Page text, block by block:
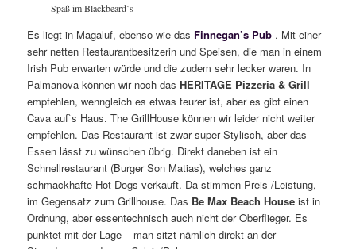
Spaß im Blackbeard`s
Es liegt in Magaluf, ebenso wie das Finnegan’s Pub . Mit einer
sehr netten Restaurantbesitzerin und Speisen, die man in einem
Irish Pub erwarten würde und die zudem sehr lecker waren. In
Palmanova können wir noch dasHERITAGE Pizzeria & Grill
empfehlen, wenngleich es etwas teurer ist, aber es gibt einen
Cava auf`s Haus. The GrillHouse können wir leider nicht weiter
empfehlen. Das Restaurant ist zwar super Stylisch, aber das
Essen lässt zu wünschen übrig. Direkt daneben ist ein
Schnellrestaurant (Burger Son Matias), welches ganz
schmackhafte Hot Dogs verkauft. Da stimmen Preis-/Leistung,
im Gegensatz zum Grillhouse. Das Be Max Beach House ist in
Ordnung, aber essentechnisch auch nicht der Oberflieger. Es
punktet mit der Lage – man sitzt nämlich direkt an der